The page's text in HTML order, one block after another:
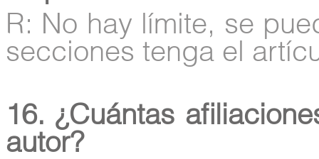
R: No hay límite, se
secciones tenga el
16. ¿Cuántas
autor?